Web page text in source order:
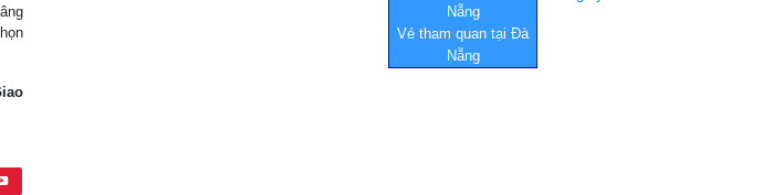
Nẵng
Vé tham quan tại Đà
Nẵng